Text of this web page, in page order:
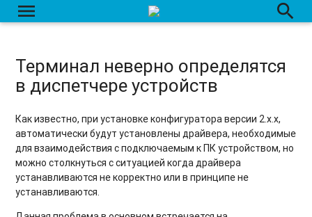
menu search
Терминал неверно определятся
в диспетчере устройств
Как известно, при установке конфигуратора версии 2.x.x,
автоматически будут установлены драйвера, необходимые
для взаимодействия с подключаемым к ПК устройством, но
можно столкнуться с ситуацией когда драйвера
устанавливаются не корректно или в принципе не
устанавливаются.